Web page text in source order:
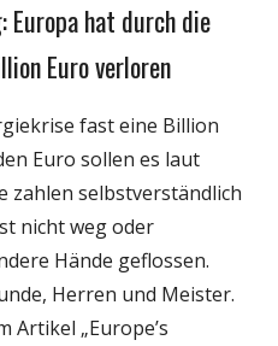
Europa hat durch die
Euro verloren
fast eine Billion
Euro sollen es laut
zahlen selbstverständlich
nicht weg oder
Hände geflossen.
Herren und Meister.
Artikel „Europe’s